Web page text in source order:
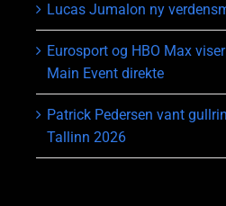
Lucas Jumalon ny
Eurosport og HBO Max
Main Event direkte
Patrick Pedersen vant
Tallinn 2026